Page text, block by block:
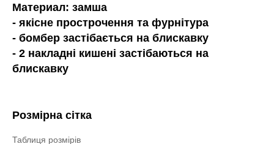
Материал: замша
- якісне прострочення та фурнітура
- бомбер застібається на блискавку
- 2 накладні кишені застібаються на
блискавку
Розмірна сітка
Таблиця розмірів